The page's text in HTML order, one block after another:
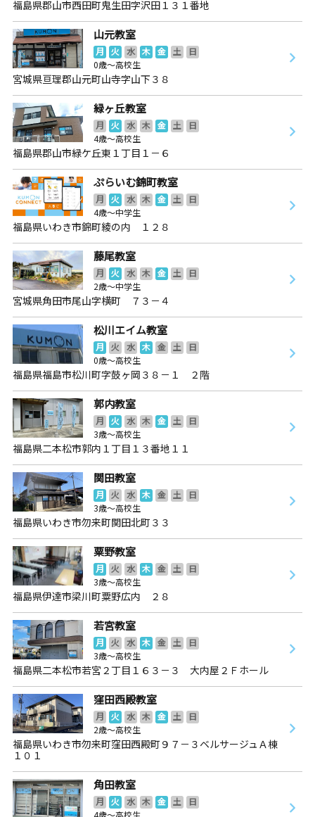
福島県郡山市西田町鬼生田字沢田１３１番地
山元教室
月 火 水 木 金 土
日
0歳～高校生
宮城県亘理郡山元町山寺字山下３８
緑ヶ丘教室
月 火 水 木 金 土
日
4歳～高校生
福島県郡山市緑ケ丘東１丁目１－６
ぷらいむ錦町教室
月 火 水 木 金 土
日
4歳～中学生
福島県いわき市錦町綾の内 １２８
藤尾教室
月 火 水 木 金 土
日
2歳～中学生
宮城県角田市尾山字横町 ７３－４
松川エイム教室
月 火 水 木 金 土
日
0歳～高校生
福島県福島市松川町字鼓ヶ岡３８－１ ２階
郭内教室
月 火 水 木 金 土
日
3歳～高校生
福島県二本松市郭内１丁目１３番地１１
関田教室
月 火 水 木 金 土
日
3歳～高校生
福島県いわき市勿来町関田北町３３
粟野教室
月 火 水 木 金 土
日
3歳～高校生
福島県伊達市梁川町粟野広内 ２８
若宮教室
月 火 水 木 金 土
日
3歳～高校生
福島県二本松市若宮２丁目１６３－３ 大内屋２Ｆホール
窪田西殿教室
月 火 水 木 金 土
日
2歳～高校生
福島県いわき市勿来町窪田西殿町９７－３ベルサージュＡ棟
１０１
角田教室
月 火 水 木 金 土
日
4歳～高校生